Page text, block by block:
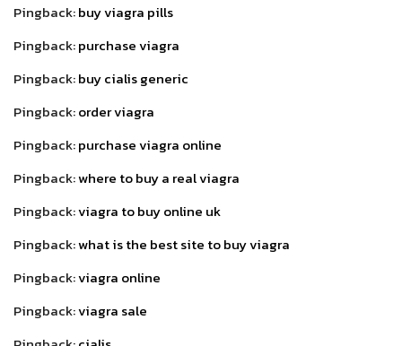
Pingback:buy viagra pills
Pingback:purchase viagra
Pingback:buy cialis generic
Pingback:order viagra
Pingback:purchase viagra online
Pingback:where to buy a real viagra
Pingback:viagra to buy online uk
Pingback:what is the best site to buy viagra
Pingback:viagra online
Pingback:viagra sale